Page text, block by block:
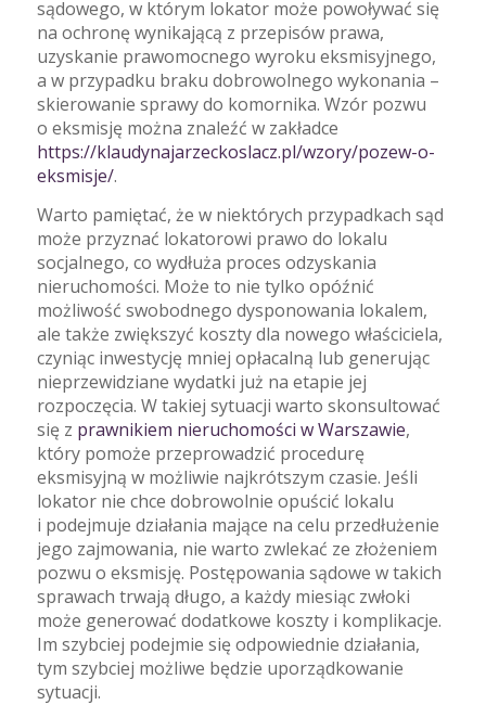
sądowego, w którym lokator może powoływać się
na ochronę wynikającą z przepisów prawa,
uzyskanie prawomocnego wyroku eksmisyjnego,
a w przypadku braku dobrowolnego wykonania –
skierowanie sprawy do komornika. Wzór pozwu
o eksmisję można znaleźć w zakładce
https://klaudynajarzeckoslacz.pl/wzory/pozew-o-
eksmisje/.
Warto pamiętać, że w niektórych przypadkach sąd
może przyznać lokatorowi prawo do lokalu
socjalnego, co wydłuża proces odzyskania
nieruchomości. Może to nie tylko opóźnić
możliwość swobodnego dysponowania lokalem,
ale także zwiększyć koszty dla nowego właściciela,
czyniąc inwestycję mniej opłacalną lub generując
nieprzewidziane wydatki już na etapie jej
rozpoczęcia. W takiej sytuacji warto skonsultować
się z prawnikiem nieruchomości w Warszawie,
który pomoże przeprowadzić procedurę
eksmisyjną w możliwie najkrótszym czasie. Jeśli
lokator nie chce dobrowolnie opuścić lokalu
i podejmuje działania mające na celu przedłużenie
jego zajmowania, nie warto zwlekać ze złożeniem
pozwu o eksmisję. Postępowania sądowe w takich
sprawach trwają długo, a każdy miesiąc zwłoki
może generować dodatkowe koszty i komplikacje.
Im szybciej podejmie się odpowiednie działania,
tym szybciej możliwe będzie uporządkowanie
sytuacji.